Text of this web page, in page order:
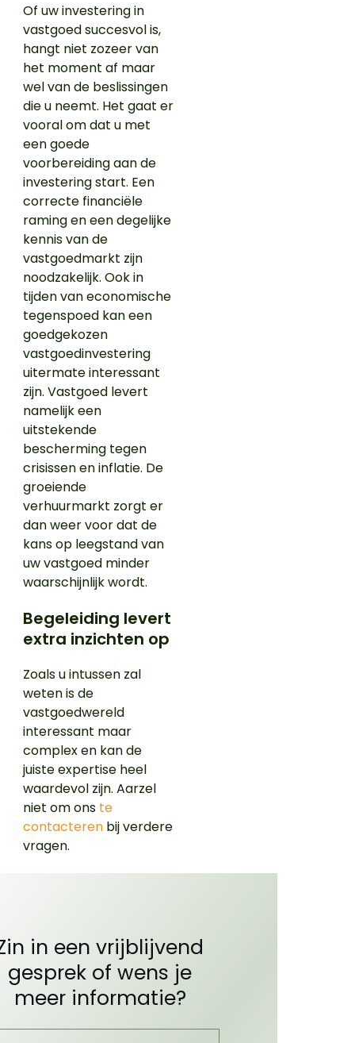
Of uw investering in
vastgoed succesvol is,
hangt niet zozeer van
het moment af maar
wel van de beslissingen
die u neemt. Het gaat er
vooral om dat u met
een goede
voorbereiding aan de
investering start. Een
correcte financiële
raming en een degelijke
kennis van de
vastgoedmarkt zijn
noodzakelijk. Ook in
tijden van economische
tegenspoed kan een
goedgekozen
vastgoedinvestering
uitermate interessant
zijn. Vastgoed levert
namelijk een
uitstekende
bescherming tegen
crisissen en inflatie. De
groeiende
verhuurmarkt zorgt er
dan weer voor dat de
kans op leegstand van
uw vastgoed minder
waarschijnlijk wordt.
Begeleiding levert
extra inzichten op
Zoals u intussen zal
weten is de
vastgoedwereld
interessant maar
complex en kan de
juiste expertise heel
waardevol zijn. Aarzel
niet om ons te
contacteren bij verdere
vragen.
in een vrijblijvend
gesprek of wens je
meer informatie?